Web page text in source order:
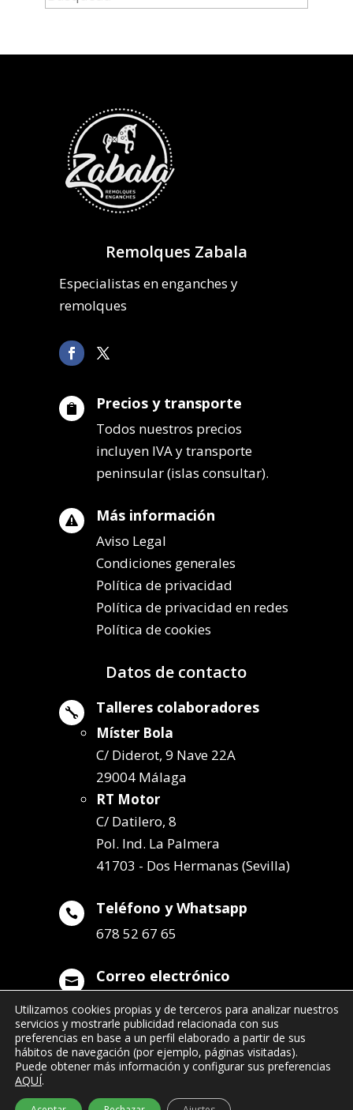
Remolques Zabala
Especialistas en enganches y
remolques
 Precios y transporte
Todos nuestros precios
incluyen IVA y transporte
peninsular (islas consultar).
 Más información
Aviso Legal
Condiciones generales
Política de privacidad
Política de privacidad en redes
Política de cookies
Datos de contacto
 Talleres colaboradores
Míster Bola
C/ Diderot, 9 Nave 22A
29004 Málaga
RT Motor
C/ Datilero, 8
Pol. Ind. La Palmera
41703 - Dos Hermanas (Sevilla)
 Teléfono y Whatsapp
678 52 67 65
 Correo electrónico
info@remolqueszabala.com
Utilizamos cookies propias y de terceros para analizar nuestros
servicios y mostrarle publicidad relacionada con sus
preferencias en base a un perfil elaborado a partir de sus
hábitos de navegación (por ejemplo, páginas visitadas).
Puede obtener más información y configurar sus preferencias
AQUÍ.